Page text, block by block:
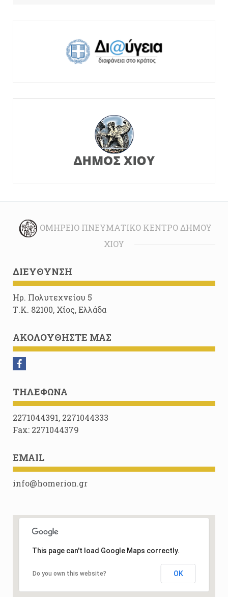
ΟΜΉΡΕΙΟ ΠΝΕΥΜΑΤΙΚΌ ΚΈΝΤΡΟ ΔΉΜΟΥ
ΧΊΟΥ
ΔΙΕΎΘΥΝΣΗ
Ηρ. Πολυτεχνείου 5
Τ.Κ. 82100, Χίος, Ελλάδα
ΑΚΟΛΟΥΘΉΣΤΕ ΜΑΣ
ΤΗΛΈΦΩΝΑ
2271044391, 2271044333
Fax: 2271044379
EMAIL
info@homerion.gr
This page can't load Google Maps correctly.
Do you own this website? OK